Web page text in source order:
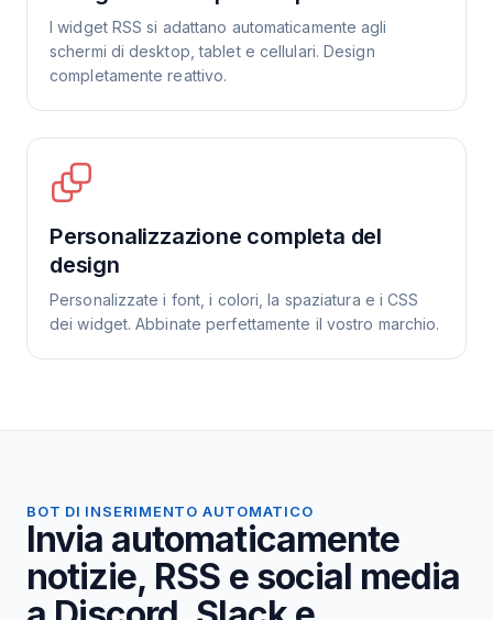
I widget RSS si adattano automaticamente agli
schermi di desktop, tablet e cellulari. Design
completamente reattivo.
Personalizzazione completa del
design
Personalizzate i font, i colori, la spaziatura e i CSS
dei widget. Abbinate perfettamente il vostro marchio.
BOT DI INSERIMENTO AUTOMATICO
Invia automaticamente
notizie, RSS e social media